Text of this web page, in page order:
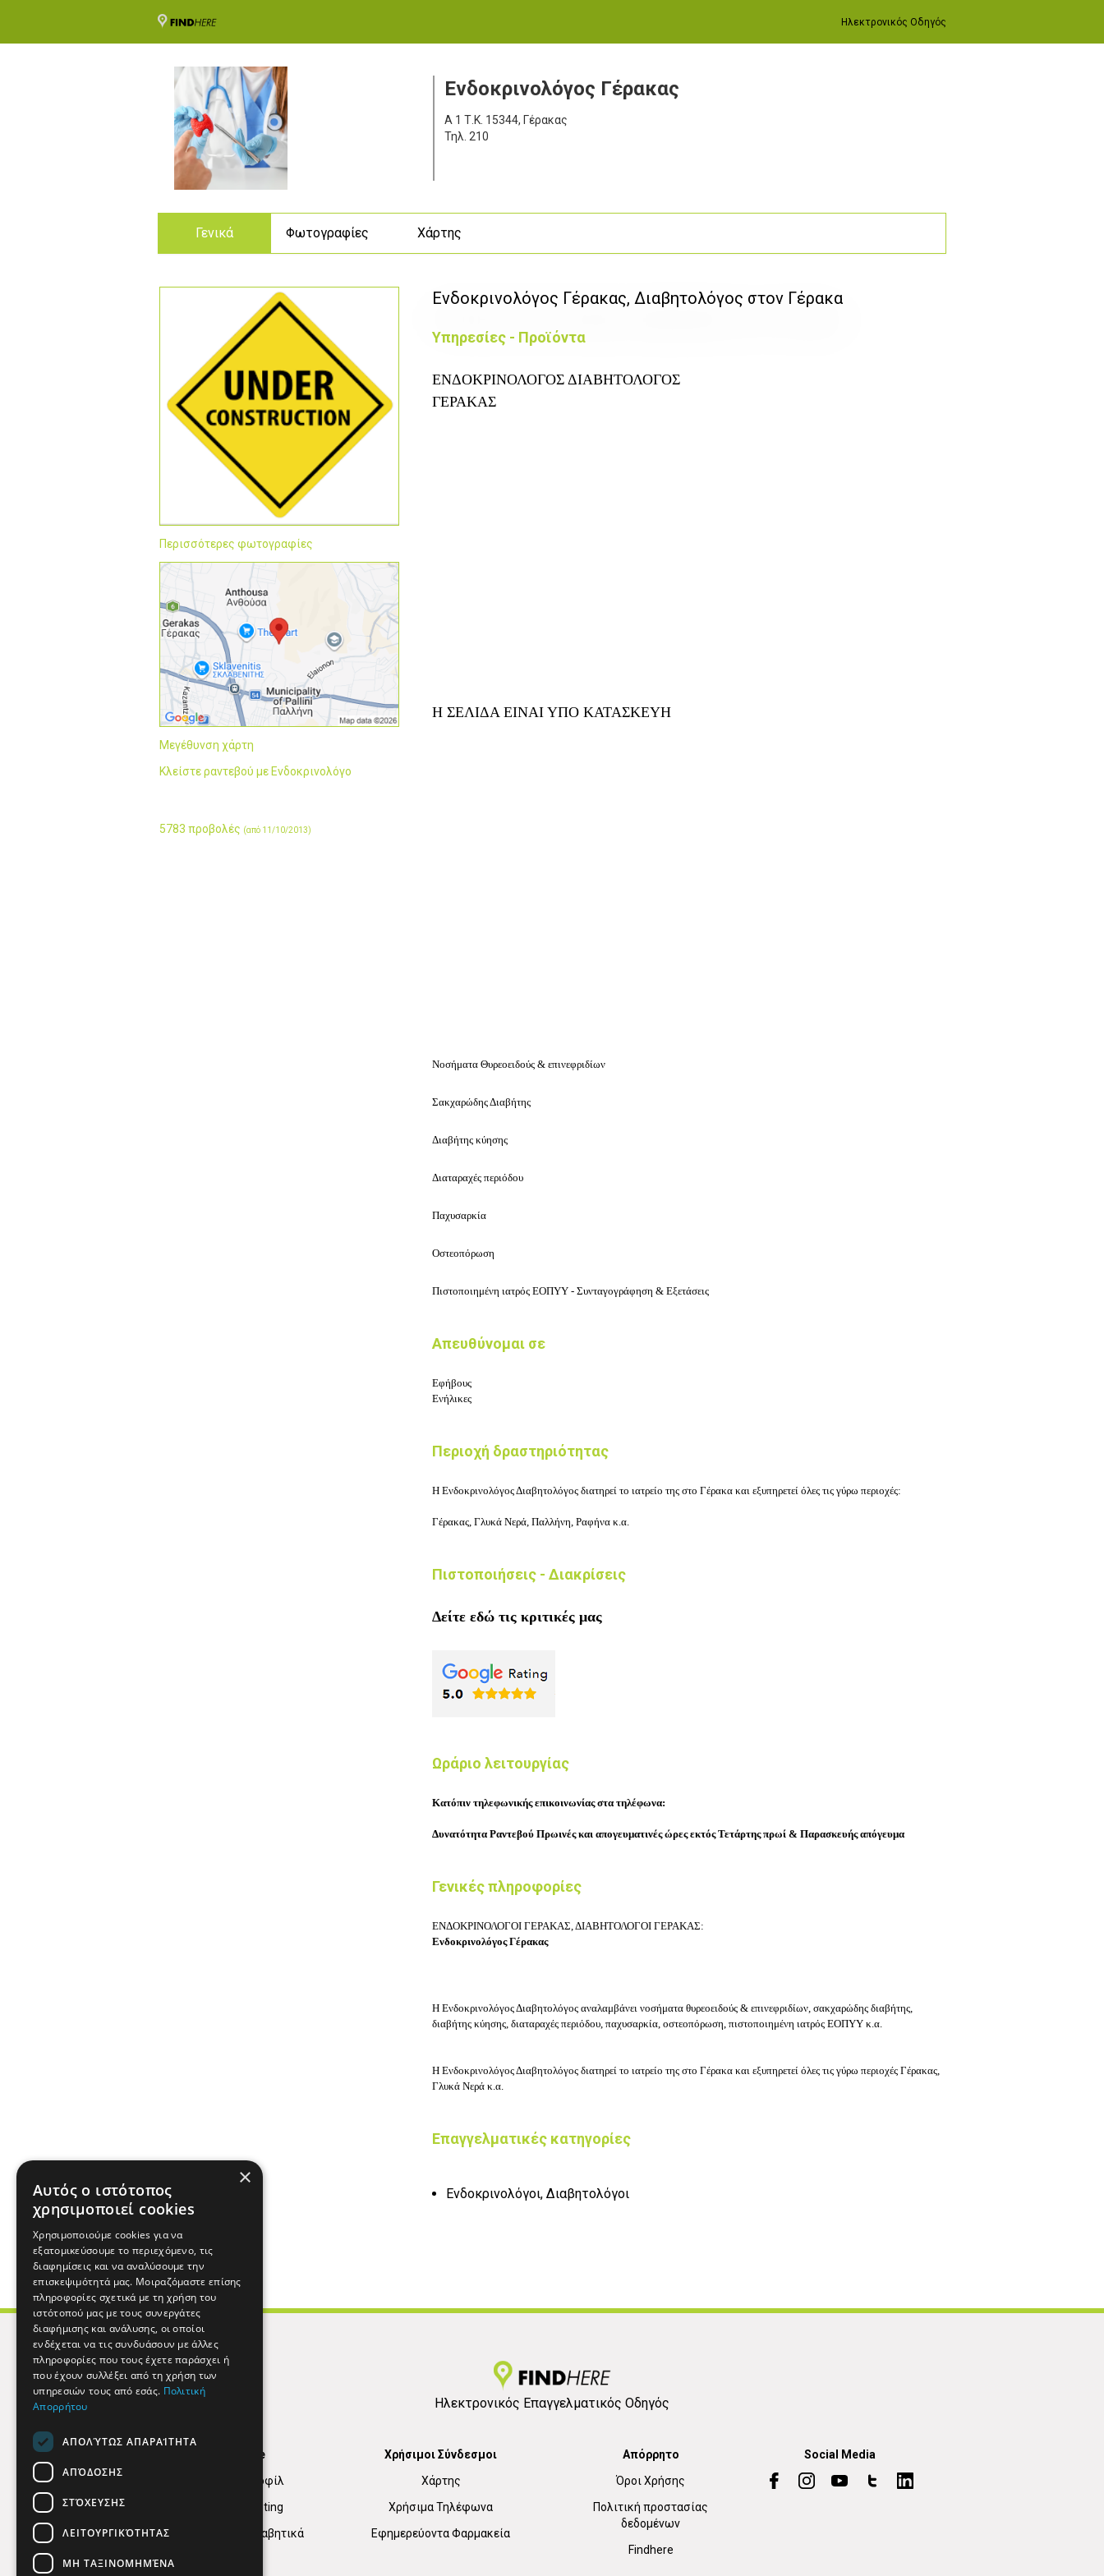
Ηλεκτρονικός Οδηγός
Ενδοκρινολόγος Γέρακας
Α 1 Τ.Κ. 15344, Γέρακας
Τηλ. 210
Γενικά Φωτογραφίες Χάρτης
Περισσότερες φωτογραφίες
Μεγέθυνση χάρτη
Κλείστε ραντεβού με Ενδοκρινολόγο
5783 προβολές (από 11/10/2013)
Ενδοκρινολόγος Γέρακας, Διαβητολόγος στον Γέρακα
Υπηρεσίες - Προϊόντα
ΕΝΔΟΚΡΙΝΟΛΟΓΟΣ ΔΙΑΒΗΤΟΛΟΓΟΣ
ΓΕΡΑΚΑΣ
Η ΣΕΛΙΔΑ ΕΙΝΑΙ ΥΠΟ ΚΑΤΑΣΚΕΥΗ
Νοσήματα Θυρεοειδούς & επινεφριδίων
Σακχαρώδης Διαβήτης
Διαβήτης κύησης
Διαταραχές περιόδου
Παχυσαρκία
Οστεοπόρωση
Πιστοποιημένη ιατρός ΕΟΠΥΥ - Συνταγογράφηση & Εξετάσεις
Απευθύνομαι σε
Εφήβους
Ενήλικες
Περιοχή δραστηριότητας
Η Ενδοκρινολόγος Διαβητολόγος διατηρεί το ιατρείο της στο Γέρακα και εξυπηρετεί όλες τις γύρω περιοχές:
Γέρακας, Γλυκά Νερά, Παλλήνη, Ραφήνα κ.α.
Πιστοποιήσεις - Διακρίσεις
Δείτε εδώ τις κριτικές μας
Ωράριο λειτουργίας
Κατόπιν τηλεφωνικής επικοινωνίας στα τηλέφωνα:
Δυνατότητα Ραντεβού Πρωινές και απογευματινές ώρες εκτός Τετάρτης πρωί & Παρασκευής απόγευμα
Γενικές πληροφορίες
ΕΝΔΟΚΡΙΝΟΛΟΓΟΙ ΓΕΡΑΚΑΣ, ΔΙΑΒΗΤΟΛΟΓΟΙ ΓΕΡΑΚΑΣ:
Ενδοκρινολόγος Γέρακας
Η Ενδοκρινολόγος Διαβητολόγος αναλαμβάνει νοσήματα θυρεοειδούς & επινεφριδίων, σακχαρώδης διαβήτης,
διαβήτης κύησης, διαταραχές περιόδου, παχυσαρκία, οστεοπόρωση, πιστοποιημένη ιατρός ΕΟΠΥΥ κ.α.
Η Ενδοκρινολόγος Διαβητολόγος διατηρεί το ιατρείο της στο Γέρακα και εξυπηρετεί όλες τις γύρω περιοχές Γέρακας,
Γλυκά Νερά κ.α.
Επαγγελματικές κατηγορίες
Ενδοκρινολόγοι, Διαβητολόγοι
Ηλεκτρονικός Επαγγελματικός Οδηγός
Find Here
Εταιρικό Προφίλ
Digital marketing
Κατηγορίες Αλφαβητικά
Χρήσιμοι Σύνδεσμοι
Χάρτης
Χρήσιμα Τηλέφωνα
Εφημερεύοντα Φαρμακεία
Απόρρητο
Όροι Χρήσης
Πολιτική προστασίας
δεδομένων
Findhere
Social Media
×
Αυτός ο ιστότοπος
χρησιμοποιεί cookies
Χρησιμοποιούμε cookies για να
εξατομικεύσουμε το περιεχόμενο, τις
διαφημίσεις και να αναλύσουμε την
επισκεψιμότητά μας. Μοιραζόμαστε επίσης
πληροφορίες σχετικά με τη χρήση του
ιστότοπού μας με τους συνεργάτες
διαφήμισης και ανάλυσης, οι οποίοι
ενδέχεται να τις συνδυάσουν με άλλες
πληροφορίες που τους έχετε παράσχει ή
που έχουν συλλέξει από τη χρήση των
υπηρεσιών τους από εσάς. Πολιτική
Απορρήτου
ΑΠΟΛΎΤΩΣ ΑΠΑΡΑΊΤΗΤΑ
ΑΠΌΔΟΣΗΣ
ΣΤΌΧΕΥΣΗΣ
ΛΕΙΤΟΥΡΓΙΚΌΤΗΤΑΣ
ΜΗ ΤΑΞΙΝΟΜΗΜΈΝΑ